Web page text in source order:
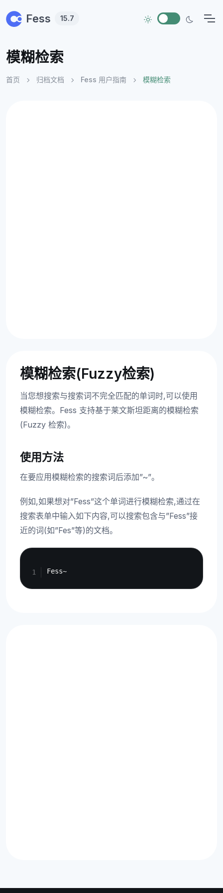
Fess 15.7
模糊检索
首页 归档文档 Fess 用户指南 模糊检索
模糊检索(Fuzzy检索)
当您想搜索与搜索词不完全匹配的单词时,可以使用
模糊检索。Fess 支持基于莱文斯坦距离的模糊检索
(Fuzzy 检索)。
使用方法
在要应用模糊检索的搜索词后添加”~”。
例如,如果想对”Fess”这个单词进行模糊检索,通过在
搜索表单中输入如下内容,可以搜索包含与”Fess”接
近的词(如”Fes”等)的文档。